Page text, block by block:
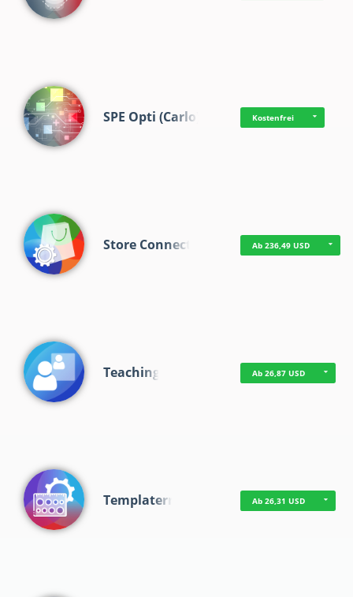
SPE Opti (Carlo) Kostenfrei
Store Connect Ab 236,49 USD
Teaching Ab 26,87 USD
Templaterr Ab 26,31 USD